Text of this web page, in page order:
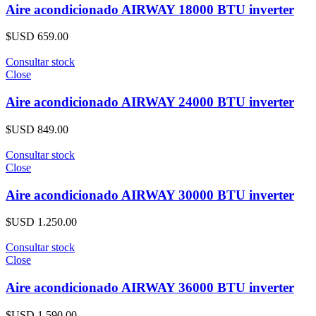
Aire acondicionado AIRWAY 18000 BTU inverter
$USD 659.00
Consultar stock
Close
Aire acondicionado AIRWAY 24000 BTU inverter
$USD 849.00
Consultar stock
Close
Aire acondicionado AIRWAY 30000 BTU inverter
$USD 1.250.00
Consultar stock
Close
Aire acondicionado AIRWAY 36000 BTU inverter